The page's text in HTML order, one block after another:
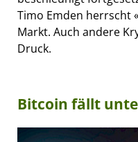
Timo Emden herrscht
Markt. Auch andere
Druck.
Bitcoin fällt